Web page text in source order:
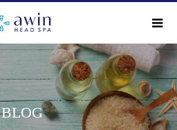
BLOG